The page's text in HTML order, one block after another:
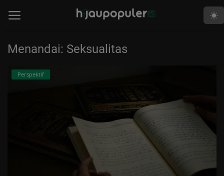
Edukasi
Menandai: Seksualitas
Perspektif